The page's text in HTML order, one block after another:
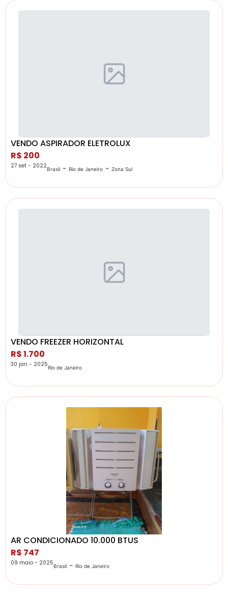
VENDO ASPIRADOR ELETROLUX
R$ 200
27 set - 2022Brasil - Rio de Janeiro - Zona Sul
VENDO FREEZER HORIZONTAL
R$ 1.700
30 jan - 2025Rio de Janeiro
AR CONDICIONADO 10.000 BTUS
R$ 747
09 maio - 2025Brasil - Rio de Janeiro